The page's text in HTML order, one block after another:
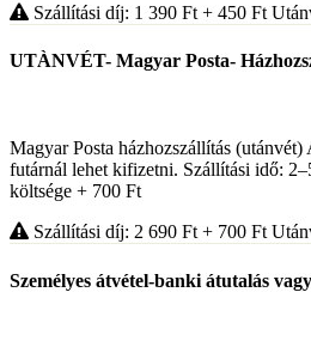
Szállítási díj: 1 390 Ft + 450 Ft
UTÀNVÉT- Magyar Posta-
Magyar Posta házhozszállítás (utánvét)
futárnál lehet kifizetni. Szállítási idő:
költsége + 700 Ft
Szállítási díj: 2 690 Ft + 700 Ft
Személyes átvétel-banki átutalás